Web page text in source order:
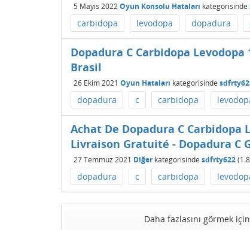
5 Mayıs 2022Oyun Konsolu Hataları kategorisinde
carbidopa levodopa dopadura
Dopadura C Carbidopa
Brasil
26 Ekim 2021 Oyun Hataları kategorisinde
dopadura c carbidopa
Achat De Dopadura C Carbidopa
Livraison Gratuité - Dopadura C
27 Temmuz 2021 Diğerkategorisinde sdfrty622(
dopadura c carbidopa
Daha fazlasını görmek